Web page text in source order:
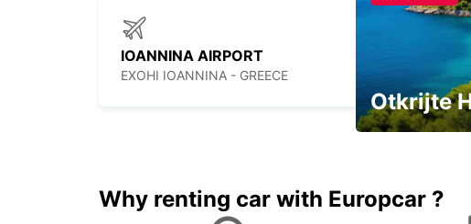
IOANNINA AIRPORT
EXOHI IOANNINA - GREECE
Otkrijte
Why renting car with Europcar ?